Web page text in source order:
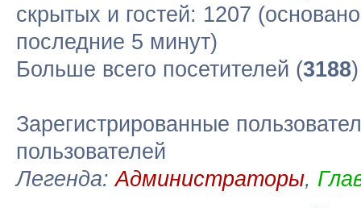
скрытых и гостей: 1207
последние 5 минут)
Больше всего посетителей (3188
Зарегистрированные
пользователей
Легенда:Администраторы,